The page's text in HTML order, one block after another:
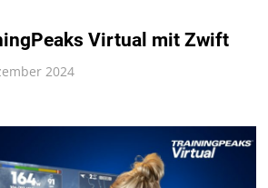
Virtual mit Zwift
2024